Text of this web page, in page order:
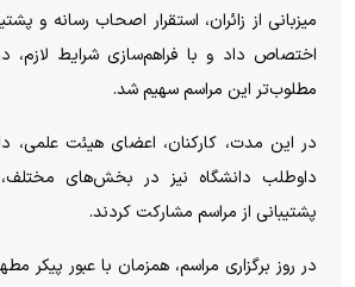
میزبانی از زائران، استقرار اصحاب رسانه و
اختصاص داد و با فراهم‌سازی شرایط لازم،
مطلوب‌تر این مراسم سهیم شد.
در این مدت، کارکنان، اعضای هیئت علمی،
داوطلب دانشگاه نیز در بخش‌های
پشتیبانی از مراسم مشارکت کردند.
در روز برگزاری مراسم، همزمان با عبور پیکر